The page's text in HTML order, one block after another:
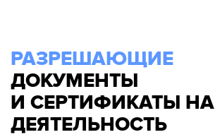
РАЗРЕШАЮЩИЕ
ДОКУМЕНТЫ
И СЕРТИФИКАТЫ НА
ДЕЯТЕЛЬНОСТЬ